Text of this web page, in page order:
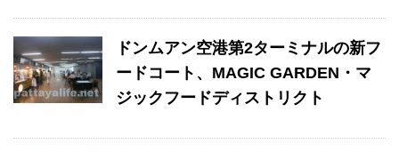
ドンムアン空港第2ターミナルの新フ
ードコート、MAGIC GARDEN・マ
ジックフードディストリクト